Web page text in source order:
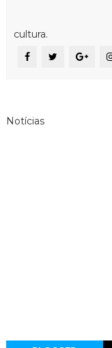
cultura.
Notícias